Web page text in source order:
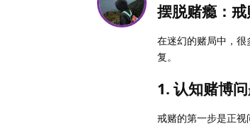
摆脱赌瘾：
在迷幻的赌局中，
复。
1. 认知赌博
戒赌的第一步是正视